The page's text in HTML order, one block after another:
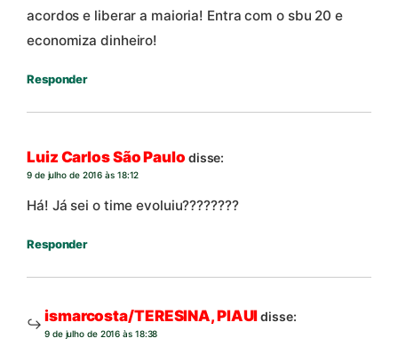
acordos e liberar a maioria! Entra com o sbu 20 e
economiza dinheiro!
Responder
Luiz Carlos São Paulo disse:
9 de julho de 2016 às 18:12
Há! Já sei o time evoluiu????????
Responder
ismarcosta/TERESINA, PIAUIdisse:
9 de julho de 2016 às 18:38